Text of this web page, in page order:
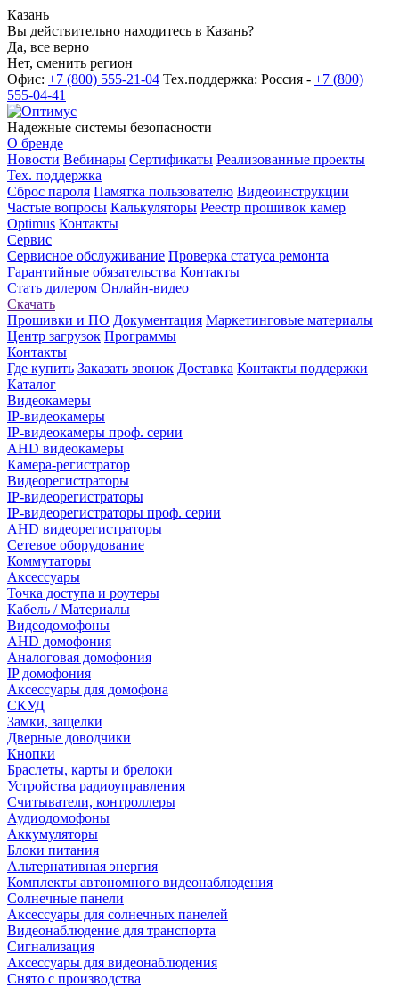
Казань
Вы действительно находитесь в Казань?
Да, все верно
Нет, сменить регион
Офис: +7 (800) 555-21-04 Тех.поддержка: Россия - +7 (800)
555-04-41
Надежные системы безопасности
О бренде
Новости Вебинары Сертификаты Реализованные проекты
Тех. поддержка
Сброс пароля Памятка пользователю Видеоинструкции
Частые вопросы Калькуляторы Реестр прошивок камер
Optimus Контакты
Сервис
Сервисное обслуживание Проверка статуса ремонта
Гарантийные обязательства Контакты
Стать дилером Онлайн-видео
Скачать
Прошивки и ПО Документация Маркетинговые материалы
Центр загрузок Программы
Контакты
Где купить Заказать звонок Доставка Контакты поддержки
Каталог
Видеокамеры
IP-видеокамеры
IP-видеокамеры проф. серии
AHD видеокамеры
Камера-регистратор
Видеорегистраторы
IP-видеорегистраторы
IP-видеорегистраторы проф. серии
AHD видеорегистраторы
Сетевое оборудование
Коммутаторы
Аксессуары
Точка доступа и роутеры
Кабель / Материалы
Видеодомофоны
AHD домофония
Аналоговая домофония
IP домофония
Аксессуары для домофона
СКУД
Замки, защелки
Дверные доводчики
Кнопки
Браслеты, карты и брелоки
Устройства радиоуправления
Считыватели, контроллеры
Аудиодомофоны
Аккумуляторы
Блоки питания
Альтернативная энергия
Комплекты автономного видеонаблюдения
Солнечные панели
Аксессуары для солнечных панелей
Видеонаблюдение для транспорта
Сигнализация
Аксессуары для видеонаблюдения
Снято с производства